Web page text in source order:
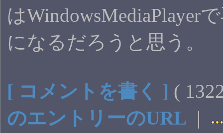
はWindowsMediaPlayer
になるだろうと思う
[ コメントを書く ] (
のエントリーのURL |